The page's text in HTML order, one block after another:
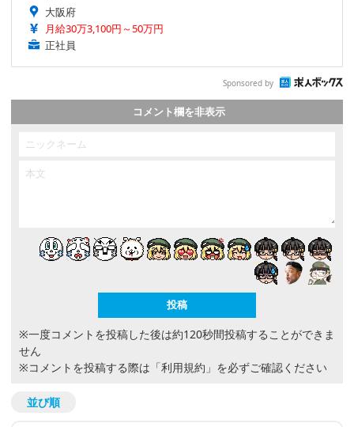
大阪府
月給30万3,100円～50万円
正社員
Sponsored by
コメント欄を非表示
※一度コメントを投稿した後は約120秒間投稿することができま
せん
※コメントを投稿する際は 「利用規約」 を必ずご確認ください
並び順